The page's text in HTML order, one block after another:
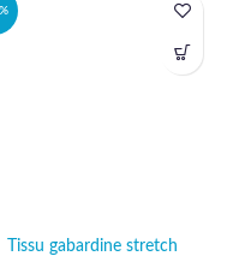
Tissu gabardine stretch